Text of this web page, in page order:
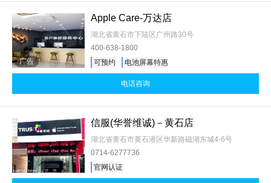
广告
Apple Care-万达店
湖北省黄石市下陆区广州路30号
400-638-1800
可预约
电池屏幕特惠
电话咨询
信服(华誉维诚)－黄石店
湖北省黄石市黄石港区华新路磁湖东城4-6号
0714-6277736
官网认证